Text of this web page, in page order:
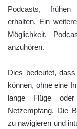
Podcasts, frühen
erhalten. Ein
Möglichkeit,
anzuhören.
Dies bedeutet,
können, ohne eine
lange Flüge
Netzempfang. Die
zu navigieren und